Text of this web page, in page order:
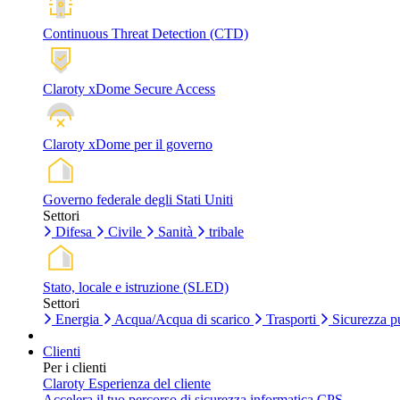
Continuous Threat Detection (CTD)
Claroty xDome Secure Access
Claroty xDome per il governo
Governo federale degli Stati Uniti
Settori
Difesa
Civile Sanità tribale
Stato, locale e istruzione (SLED)
Settori
Energia
Acqua/Acqua di scarico Trasporti Sicurezza
Clienti
Per i clienti
Claroty Esperienza del cliente